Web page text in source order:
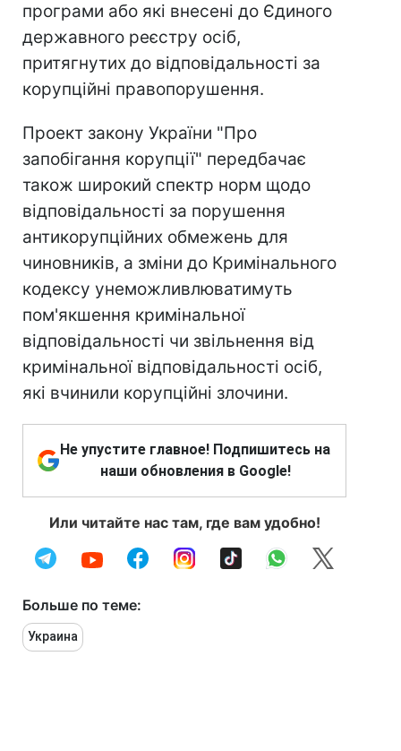
програми або які внесені до Єдиного
державного реєстру осіб,
притягнутих до відповідальності за
корупційні правопорушення.
Проект закону України "Про
запобігання корупції" передбачає
також широкий спектр норм щодо
відповідальності за порушення
антикорупційних обмежень для
чиновників, а зміни до Кримінального
кодексу унеможливлюватимуть
пом'якшення кримінальної
відповідальності чи звільнення від
кримінальної відповідальності осіб,
які вчинили корупційні злочини.
Не упустите главное! Подпишитесь на
наши обновления в Google!
Или читайте нас там, где вам удобно!
Больше по теме:
Украина